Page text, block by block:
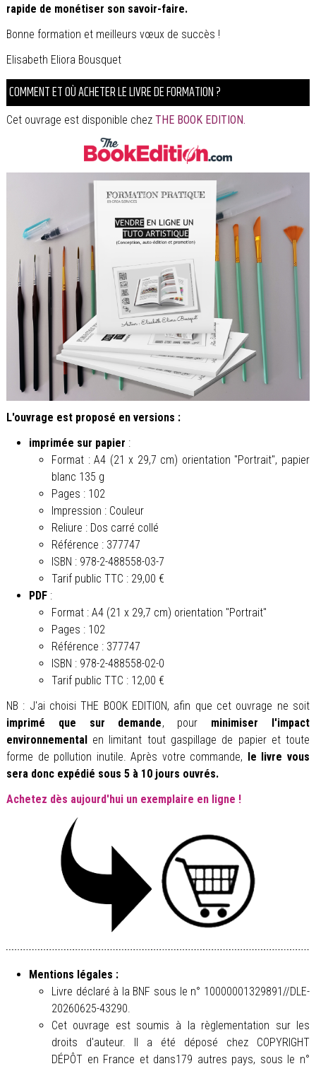
rapide de monétiser son savoir-faire.
Bonne formation et meilleurs vœux de succès !
Elisabeth Eliora Bousquet
COMMENT ET OÙ ACHETER LE LIVRE DE FORMATION ?
Cet ouvrage est disponible chez THE BOOK EDITION.
L'ouvrage est proposé en versions :
imprimée sur papier :
Format :A4 (21 x 29,7 cm) orientation "Portrait", papier
blanc 135 g
Pages : 102
Impression : Couleur
Reliure : Dos carré collé
Référence : 377747
ISBN : 978-2-488558-03-7
Tarif public TTC : 29,00 €
PDF:
Format : A4 (21 x 29,7 cm) orientation "Portrait"
Pages : 102
Référence : 377747
ISBN : 978-2-488558-02-0
Tarif public TTC : 12,00 €
NB : J'ai choisi THE BOOK EDITION, afin que cet ouvrage ne soit
imprimé que sur demande, pour minimiser l'impact
environnemental en limitant tout gaspillage de papier et toute
forme de pollution inutile. Après votre commande, le livre vous
sera donc expédié sous 5 à 10 jours ouvrés.
Achetez dès aujourd'hui un exemplaire en ligne !
Mentions légales :
Livre déclaré à la BNF sous le n° 10000001329891//DLE-
20260625-43290.
Cet ouvrage est soumis à la règlementation sur les
droits d'auteur. Il a été déposé chez COPYRIGHT
DÉPÔT en France et dans179 autres pays, sous le n°